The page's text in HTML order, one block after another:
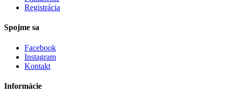
Registrácia
Spojme sa
Facebook
Instagram
Kontakt
Informácie